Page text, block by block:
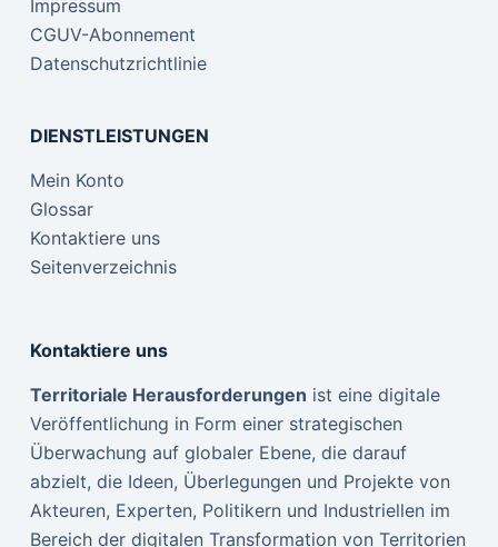
Impressum
CGUV-Abonnement
Datenschutzrichtlinie
DIENSTLEISTUNGEN
Mein Konto
Glossar
Kontaktiere uns
Seitenverzeichnis
Kontaktiere uns
Territoriale Herausforderungen ist eine digitale
Veröffentlichung in Form einer strategischen
Überwachung auf globaler Ebene, die darauf
abzielt, die Ideen, Überlegungen und Projekte von
Akteuren, Experten, Politikern und Industriellen im
Bereich der digitalen Transformation von Territorien